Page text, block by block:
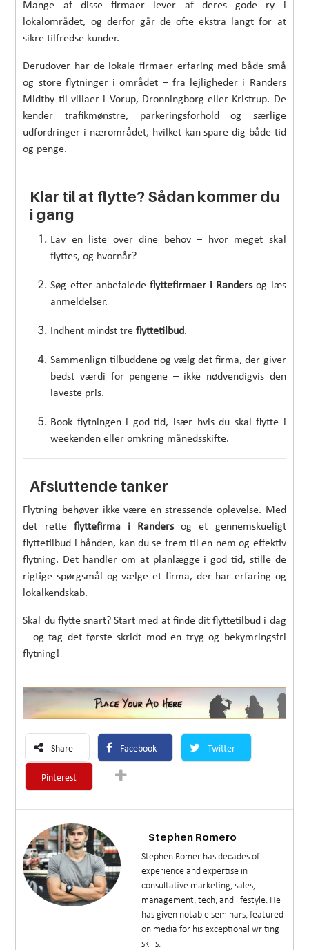
Mange af disse firmaer lever af deres gode ry i
lokalområdet, og derfor går de ofte ekstra langt for at
sikre tilfredse kunder.
Derudover har de lokale firmaer erfaring med både små
og store flytninger i området – fra lejligheder i Randers
Midtby til villaer i Vorup, Dronningborg eller Kristrup. De
kender trafikmønstre, parkeringsforhold og særlige
udfordringer i nærområdet, hvilket kan spare dig både tid
og penge.
Klar til at flytte? Sådan kommer du
i gang
Lav en liste over dine behov – hvor meget skal
flyttes, og hvornår?
Søg efter anbefalede flyttefirmaer i Randersog læs
anmeldelser.
Indhent mindst treflyttetilbud.
Sammenlign tilbuddene og vælg det firma, der giver
bedst værdi for pengene – ikke nødvendigvis den
laveste pris.
Book flytningen i god tid, især hvis du skal flytte i
weekenden eller omkring månedsskifte.
Afsluttende tanker
Flytning behøver ikke være en stressende oplevelse. Med
det rette flyttefirma i Randersog et gennemskueligt
flyttetilbud i hånden, kan du se frem til en nem og effektiv
flytning. Det handler om at planlægge i god tid, stille de
rigtige spørgsmål og vælge et firma, der har erfaring og
lokalkendskab.
Skal du flytte snart? Start med at finde dit flyttetilbud i dag
– og tag det første skridt mod en tryg og bekymringsfri
flytning!
Share Facebook Twitter
Pinterest
Stephen Romero
Stephen Romer has decades of
experience and expertise in
consultative marketing, sales,
management, tech, and lifestyle. He
has given notable seminars, featured
on media for his exceptional writing
skills.